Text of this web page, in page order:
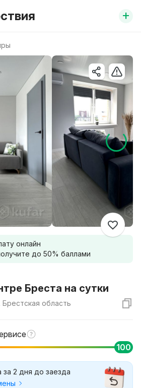
+
онлайн
до 50% баллами
Бреста на сутки
Брестская область
100
за 2 дня до заезда